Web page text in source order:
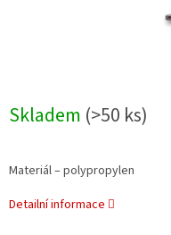
Skladem (>50 ks)
Materiál – polypropylen
Detailní informace